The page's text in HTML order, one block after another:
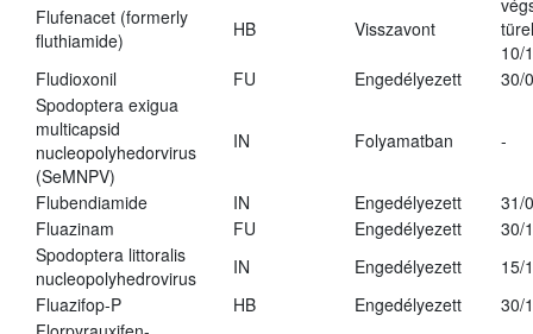
Flufenacet (formerly
fluthiamide)
HB Visszavont
10/
Fludioxonil
FU Engedélyezett
30/
Spodoptera exigua
multicapsid
nucleopolyhedorvirus
(SeMNPV)
IN Folyamatban -
Flubendiamide IN Engedélyezett
31/
Fluazinam
FU Engedélyezett
30/
Spodoptera littoralis
nucleopolyhedrovirus
IN Engedélyezett
15/
Fluazifop-P
HB Engedélyezett
30/